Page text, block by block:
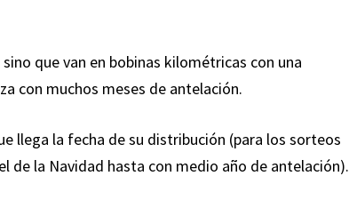
que van en bobinas kilométricas con una
con muchos meses de antelación.
llega la fecha de su distribución (para los sorteos
de la Navidad hasta con medio año de antelación).